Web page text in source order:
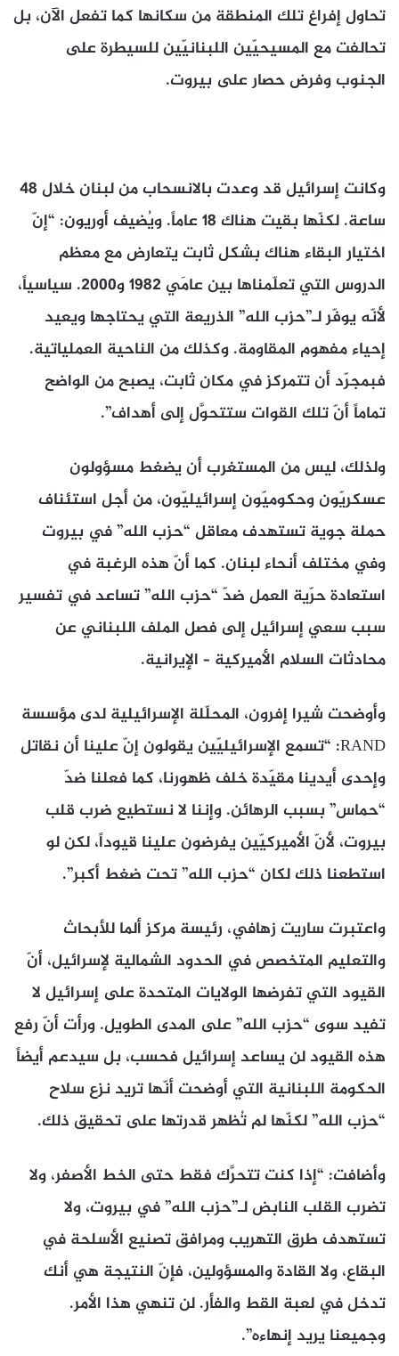
تحاول إفراغ تلك المنطقة من سكانها كما تفعل الآن، بل
تحالفت مع المسيحيّين اللبنانيّين للسيطرة على
الجنوب وفرض حصار على بيروت.
وكانت إسرائيل قد وعدت بالانسحاب من لبنان خلال 48
ساعة. لكنّها بقيت هناك 18 عاماً. ويُضيف أوريون: “إنّ
اختيار البقاء هناك بشكل ثابت يتعارض مع معظم
الدروس التي تعلّمناها بين عامَي 1982 و2000. سياسياً،
لأنّه يوفّر لـ”حزب الله” الذريعة التي يحتاجها ويعيد
إحياء مفهوم المقاومة. وكذلك من الناحية العملياتية.
فبمجرّد أن تتمركز في مكان ثابت، يصبح من الواضح
تماماً أنّ تلك القوات ستتحوَّل إلى أهداف”.
ولذلك، ليس من المستغرب أن يضغط مسؤولون
عسكريّون وحكوميّون إسرائيليّون، من أجل استئناف
حملة جوية تستهدف معاقل “حزب الله” في بيروت
وفي مختلف أنحاء لبنان. كما أنّ هذه الرغبة في
استعادة حرّية العمل ضدّ “حزب الله” تساعد في تفسير
سبب سعي إسرائيل إلى فصل الملف اللبناني عن
محادثات السلام الأميركية – الإيرانية.
وأوضحت شيرا إفرون، المحلّلة الإسرائيلية لدى مؤسسة
RAND: “تسمع الإسرائيليّين يقولون إنّ علينا أن نقاتل
وإحدى أيدينا مقيّدة خلف ظهورنا، كما فعلنا ضدّ
“حماس” بسبب الرهائن. وإننا لا نستطيع ضرب قلب
بيروت، لأنّ الأميركيّين يفرضون علينا قيوداً، لكن لو
استطعنا ذلك لكان “حزب الله” تحت ضغط أكبر”.
واعتبرت ساريت زهافي، رئيسة مركز ألما للأبحاث
والتعليم المتخصص في الحدود الشمالية لإسرائيل، أنّ
القيود التي تفرضها الولايات المتحدة على إسرائيل لا
تفيد سوى “حزب الله” على المدى الطويل. ورأت أنّ رفع
هذه القيود لن يساعد إسرائيل فحسب، بل سيدعم أيضاً
الحكومة اللبنانية التي أوضحت أنّها تريد نزع سلاح
“حزب الله” لكنّها لم تُظهر قدرتها على تحقيق ذلك.
وأضافت: “إذا كنت تتحرَّك فقط حتى الخط الأصفر، ولا
تضرب القلب النابض لـ”حزب الله” في بيروت، ولا
تستهدف طرق التهريب ومرافق تصنيع الأسلحة في
البقاع، ولا القادة والمسؤولين، فإنّ النتيجة هي أنك
تدخل في لعبة القط والفأر. لن تنهي هذا الأمر.
وجميعنا يريد إنهاءه”.